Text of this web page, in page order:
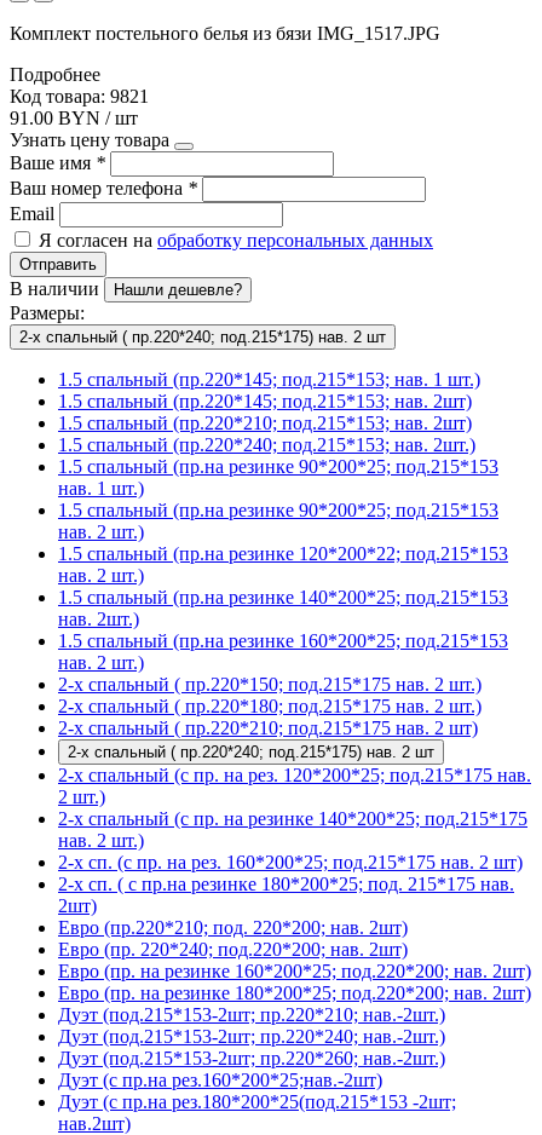
Комплект постельного белья из бязи IMG_1517.JPG
Подробнее
Код товара: 9821
91.00 BYN / шт
Узнать цену товара
Ваше имя *
Ваш номер телефона *
Email
Я согласен на обработку персональных данных
Отправить
В наличии Нашли дешевле?
Размеры:
2-х спальный ( пр.220*240; под.215*175) нав. 2 шт
1.5 спальный (пр.220*145; под.215*153; нав. 1 шт.)
1.5 спальный (пр.220*145; под.215*153; нав. 2шт)
1.5 спальный (пр.220*210; под.215*153; нав. 2шт)
1.5 спальный (пр.220*240; под.215*153; нав. 2шт.)
1.5 спальный (пр.на резинке 90*200*25; под.215*153
нав. 1 шт.)
1.5 спальный (пр.на резинке 90*200*25; под.215*153
нав. 2 шт.)
1.5 спальный (пр.на резинке 120*200*22; под.215*153
нав. 2 шт.)
1.5 спальный (пр.на резинке 140*200*25; под.215*153
нав. 2шт.)
1.5 спальный (пр.на резинке 160*200*25; под.215*153
нав. 2 шт.)
2-х спальный ( пр.220*150; под.215*175 нав. 2 шт.)
2-х спальный ( пр.220*180; под.215*175 нав. 2 шт.)
2-х спальный ( пр.220*210; под.215*175 нав. 2 шт)
2-х спальный ( пр.220*240; под.215*175) нав. 2 шт
2-х спальный (с пр. на рез. 120*200*25; под.215*175 нав.
2 шт.)
2-х спальный (с пр. на резинке 140*200*25; под.215*175
нав. 2 шт.)
2-х сп. (с пр. на рез. 160*200*25; под.215*175 нав. 2 шт)
2-х сп. ( с пр.на резинке 180*200*25; под. 215*175 нав.
2шт)
Евро (пр.220*210; под. 220*200; нав. 2шт)
Евро (пр. 220*240; под.220*200; нав. 2шт)
Евро (пр. на резинке 160*200*25; под.220*200; нав. 2шт)
Евро (пр. на резинке 180*200*25; под.220*200; нав. 2шт)
Дуэт (под.215*153-2шт; пр.220*210; нав.-2шт.)
Дуэт (под.215*153-2шт; пр.220*240; нав.-2шт.)
Дуэт (под.215*153-2шт; пр.220*260; нав.-2шт.)
Дуэт (с пр.на рез.160*200*25;нав.-2шт)
Дуэт (с пр.на рез.180*200*25(под.215*153 -2шт;
нав.2шт)